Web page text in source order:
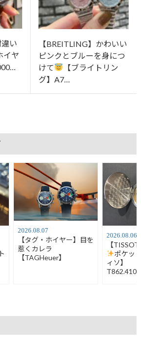
違い
イヤ
【BREITLING】かわいい
ピンクとブルーを身につ
けて
【ブライトリン
グ】A7…
2026.08.07
【タグ・ホイヤー】目を
惹くカレラ
【TAGHeuer】
2026.08.06
【
ポケッ
ィソ】